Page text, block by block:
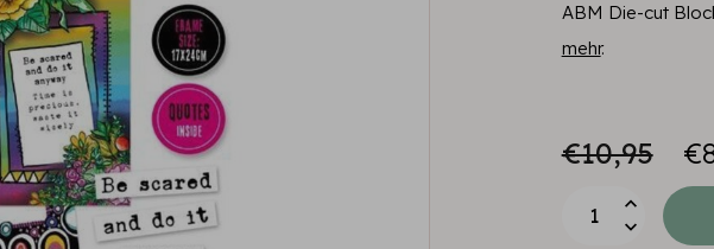
ABM Die-cut
mehr.
€10,95